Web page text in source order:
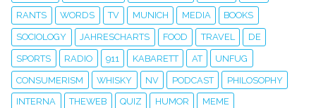
RANTS WORDS TV MUNICH MEDIA BOOKS
SOCIOLOGY JAHRESCHARTS FOOD TRAVEL DE
SPORTS RADIO 911 KABARETT AT UNFUG
CONSUMERISM WHISKY NV PODCAST PHILOSOPHY
INTERNA THEWEB QUIZ HUMOR MEME